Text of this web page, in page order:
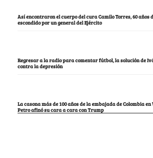
Así encontraron el cuerpo del cura Camilo Torres, 60 años
escondido por un general del Ejército
Regresar a la radio para comentar fútbol, la solución de
contra la depresión
La casona más de 100 años de la embajada de Colombia
Petro afinó su cara a cara con Trump